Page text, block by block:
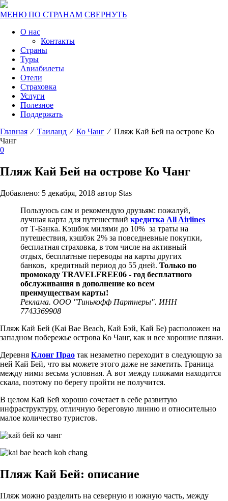
МЕНЮ ПО СТРАНАМ СВЕРНУТЬ
О нас
Контакты
Страны
Туры
Авиабилеты
Отели
Страховка
Услуги
Полезное
Поддержать
Главная ⁄ Таиланд ⁄ Ко Чанг ⁄ Пляж Кай Бей на острове Ко
Чанг
0
Пляж Кай Бей на острове Ко Чанг
Добавлено: 5 декабря, 2018 автор Stas
Пользуюсь сам и рекомендую друзьям: пожалуй,
лучшая карта для путешествий кредитка All Airlines
от Т-Банка. Кэшбэк милями до 10% за траты на
путешествия, кэшбэк 2% за повседневные покупки,
бесплатная страховка, в том числе на активный
отдых, бесплатные переводы на карты других
банков, кредитный период до 55 дней. Только по
промокоду TRAVELFREE06 - год бесплатного
обслуживания в дополнение ко всем
преимуществам карты!
Реклама. ООО "Тинькофф Партнеры". ИНН
7743369908
Пляж Кай Бей (Kai Bae Beach, Кай Бэй, Кай Бе) расположен на
западном побережье острова Ко Чанг, как и все хорошие пляжи.
Деревня Клонг Прао так незаметно переходит в следующую за
ней Кай Бей, что вы можете этого даже не заметить. Граница
между ними весьма условная. А вот между пляжами находится
скала, поэтому по берегу пройти не получится.
В целом Кай Бей хорошо сочетает в себе развитую
инфраструктуру, отличную береговую линию и относительно
малое количество туристов.
Пляж Кай Бей: описание
Пляж можно разделить на северную и южную часть, между